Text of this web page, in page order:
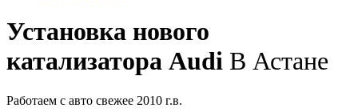
Установка нового
катализатора Audi В Астане
Работаем с авто свежее 2010 г.в.